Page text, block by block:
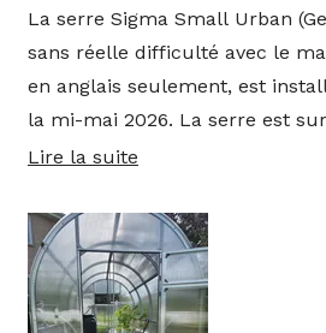
5La serre Sigma Small Urban
sans réelle difficulté avec le
en anglais seulement, est
la mi-mai 2026. La serre est sur des pièces de bois
traité 15cm x 15cm de niveau et
plancher est aussi sur blocs de
plancher et autres éléments de
et un gros baril rempli d'eau
d'accumuler de la chaleur le
Lire la suite
plus
sur
cet
avis